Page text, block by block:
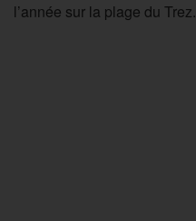
l’année sur la plage du Trez.